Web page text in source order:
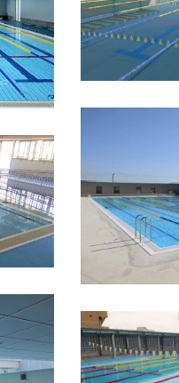
ール
2023年 兵庫県
2022年 愛知県